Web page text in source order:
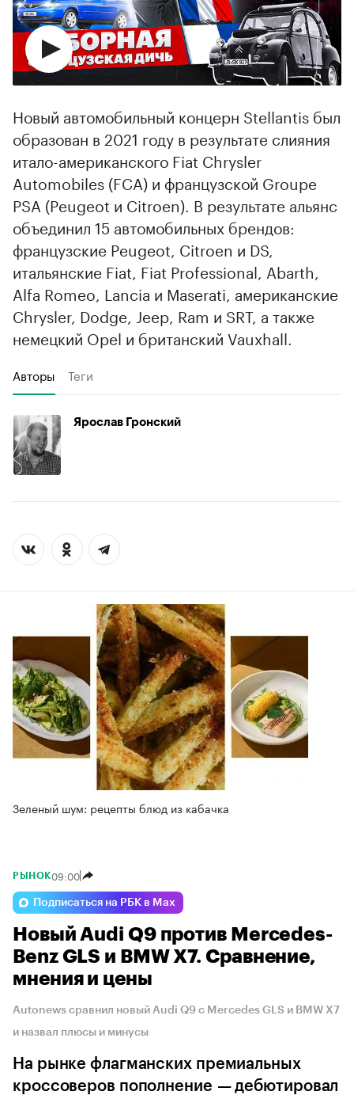
Новый автомобильный концерн Stellantis был
образован в 2021 году в результате слияния
итало-американского Fiat Chrysler
Automobiles (FCA) и французской Groupe
PSA (Peugeot и Citroen). В результате альянс
объединил 15 автомобильных брендов:
французские Peugeot, Citroen и DS,
итальянские Fiat, Fiat Professional, Abarth,
Alfa Romeo, Lancia и Maserati, американские
Chrysler, Dodge, Jeep, Ram и SRT, а также
немецкий Opel и британский Vauxhall.
Авторы Теги
Ярослав Гронский
Зеленый шум: рецепты блюд из кабачка
РЫНОК09:00
Подписаться на РБК в Max
Новый Audi Q9 против Mercedes-
Benz GLS и BMW X7. Сравнение,
мнения и цены
Autonews сравнил новый Audi Q9 с Mercedes GLS и BMW X7
и назвал плюсы и минусы
На рынке флагманских премиальных
кроссоверов пополнение — дебютировал